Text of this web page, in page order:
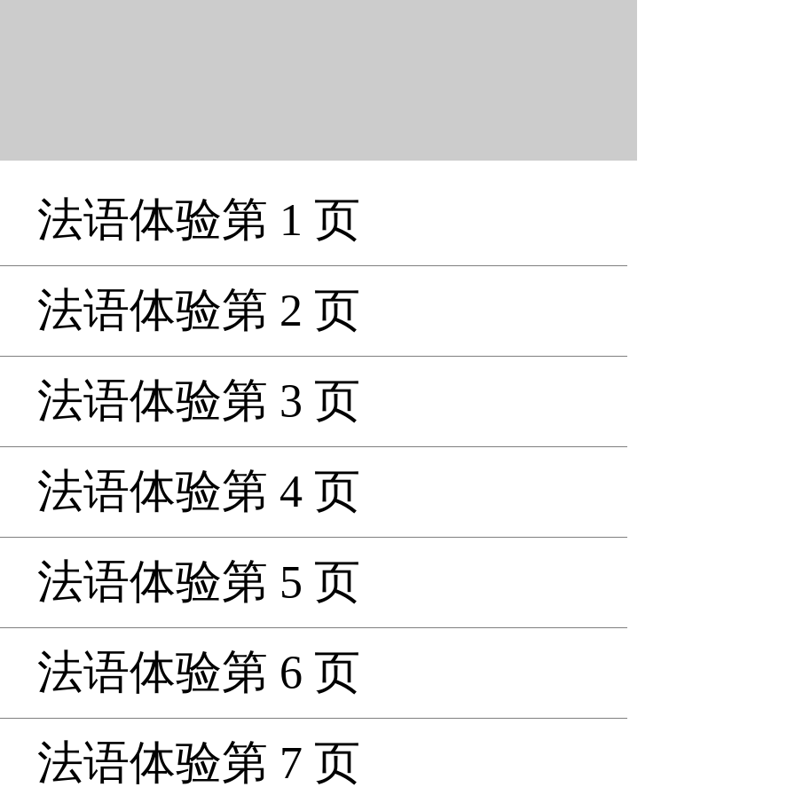
法语体验第 1 页
法语体验第 2 页
法语体验第 3 页
法语体验第 4 页
法语体验第 5 页
法语体验第 6 页
法语体验第 7 页